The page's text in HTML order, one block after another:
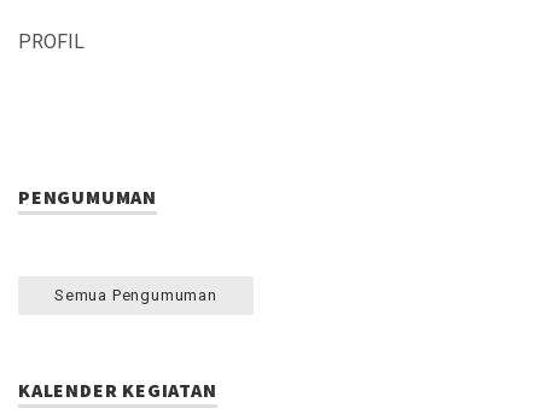
PROFIL
PENGUMUMAN
Semua Pengumuman
KALENDER KEGIATAN